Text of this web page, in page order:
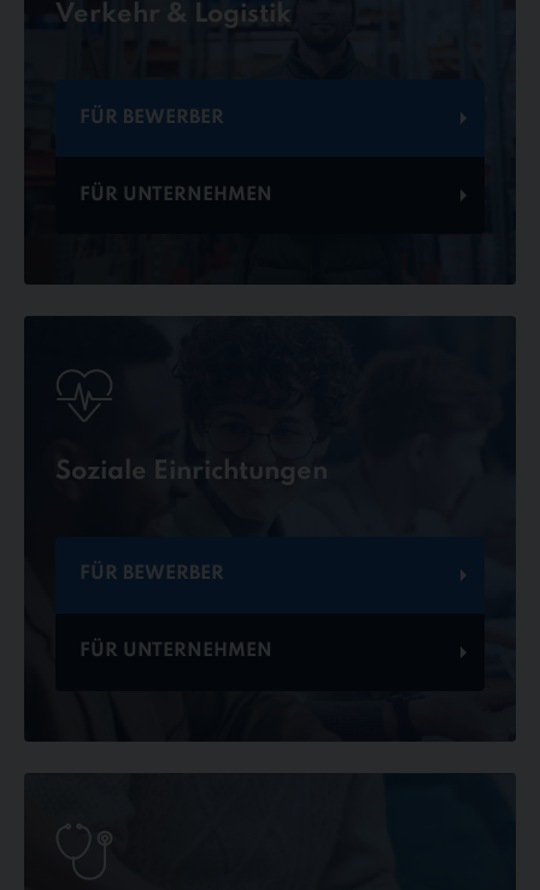
Verkehr & Logistik
FÜR BEWERBER
FÜR UNTERNEHMEN
Soziale Einrichtungen
FÜR BEWERBER
FÜR UNTERNEHMEN